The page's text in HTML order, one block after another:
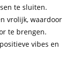
te sluiten.
vrolijk, waardoor
te brengen.
vibes en